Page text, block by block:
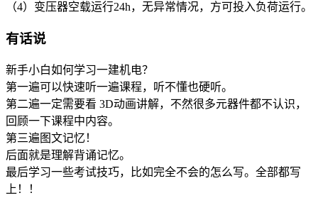
（4）变压器空载运行24h，无异常情况，方可投入负荷运行。
有话说
新手小白如何学习一建机电？
第一遍可以快速听一遍课程，听不懂也硬听。
第二遍一定需要看 3D动画讲解，不然很多元器件都不认识，
回顾一下课程中内容。
第三遍图文记忆！
后面就是理解背诵记忆。
最后学习一些考试技巧，比如完全不会的怎么写。全部都写
上！！